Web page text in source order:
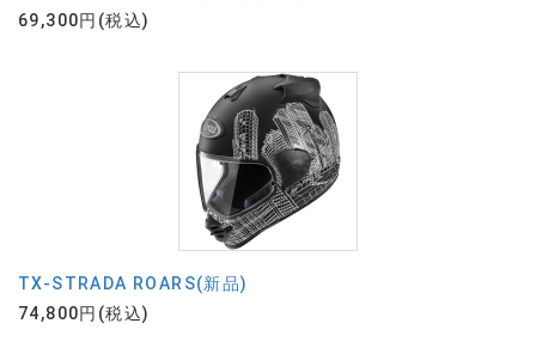
69,300円(税込)
TX-STRADA ROARS(新品)
74,800円(税込)